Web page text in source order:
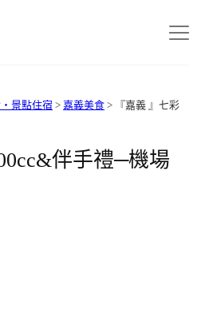
‧景點住宿 > 嘉義美食 >
『嘉義 』七彩
伴手禮─機場